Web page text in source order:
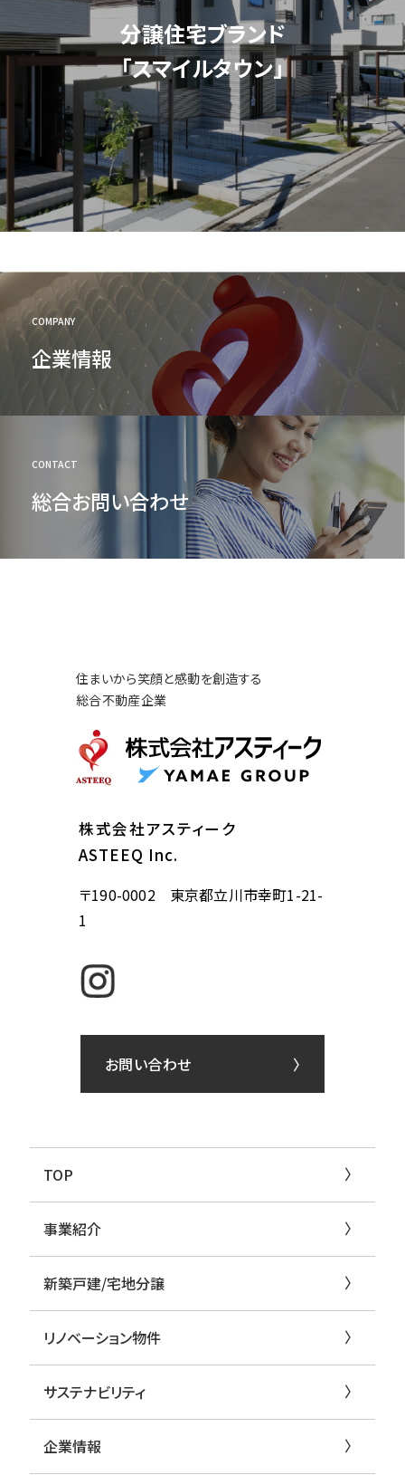
分譲住宅ブランド
「スマイルタウン」
COMPANY
企業情報
CONTACT
総合お問い合わせ
住まいから笑顔と感動を創造する
総合不動産企業
株式会社アスティーク
ASTEEQ Inc.
〒190-0002 東京都立川市幸町1-21-
1
TOP
事業紹介
新築戸建/宅地分譲
リノベーション物件
サステナビリティ
企業情報
お問い合わせ